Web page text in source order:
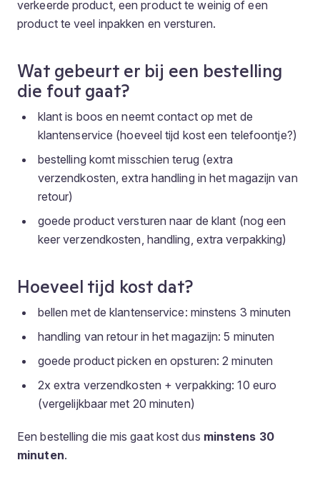
verkeerde product, een product te weinig of een
product te veel inpakken en versturen.
Wat gebeurt er bij een bestelling
die fout gaat?
klant is boos en neemt contact op met de
klantenservice (hoeveel tijd kost een telefoontje?)
bestelling komt misschien terug (extra
verzendkosten, extra handling in het magazijn van
retour)
goede product versturen naar de klant (nog een
keer verzendkosten, handling, extra verpakking)
Hoeveel tijd kost dat?
bellen met de klantenservice: minstens 3 minuten
handling van retour in het magazijn: 5 minuten
goede product picken en opsturen: 2 minuten
2x extra verzendkosten + verpakking: 10 euro
(vergelijkbaar met 20 minuten)
Een bestelling die mis gaat kost dus minstens 30
minuten.